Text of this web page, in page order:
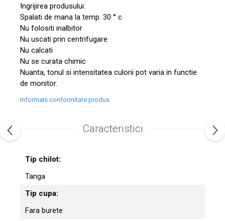
Ingrijirea produsului:
Spalati de mana la temp. 30 ° c
Nu folositi inalbitor
Nu uscati prin centrifugare
Nu calcati
Nu se curata chimic
Nuanta, tonul si intensitatea culorii pot varia in functie
de monitor.
Informatii conformitate produs
Caracteristici
Tip chilot:
Tanga
Tip cupa:
Fara burete